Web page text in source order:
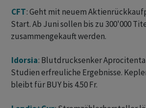
CFT: Geht mit neuem
Start. Ab Juni sollen bis zu 300'000
zusammengekauft werden.
Idorsia: Blutdrucksenker
Studien erfreuliche Ergebnisse.
bleibt für BUY bis 4.50 Fr.